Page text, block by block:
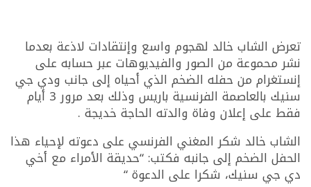
تعرض الشاب خالد لهجوم واسع وإنتقادات لاذعة بعدما
نشر محموعة من الصور والفيديوهات عبر حسابه على
إنستغرام من حفله الضخم الذي أحياه إلى جانب ودي جي
سنيك بالعاصمة الفرنسية باريس وذلك بعد مرور 3 أيام
فقط على إعلان وفاة والدته الحاجة خديجة .
الشاب خالد شكر المغني الفرنسي على دعوته لإحياء هذا
الحفل الضخم إلى جانبه فكتب: “حديقة الأمراء مع أخي
دي جي سنيك، شكرا على الدعوة “